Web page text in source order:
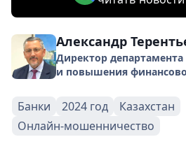
Александр
Директор
и повышения
Банки 2024 год
Казахстан
Онлайн-мошенничество